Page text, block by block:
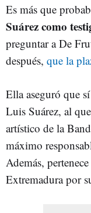
Es más que
Suárez como
preguntar a De
después, que la
Ella aseguró que
Luis Suárez, al
artístico de la
máximo
Además,
Extremadura por